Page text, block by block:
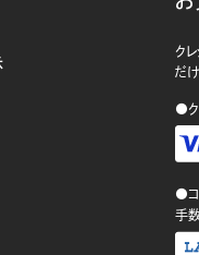
ク
だけ
●ク
●コ
手